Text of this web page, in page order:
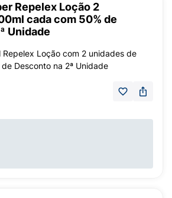
Repelex Loção 2
cada com 50% de
Unidade
Repelex Loção com 2 unidades de
Desconto na 2ª Unidade